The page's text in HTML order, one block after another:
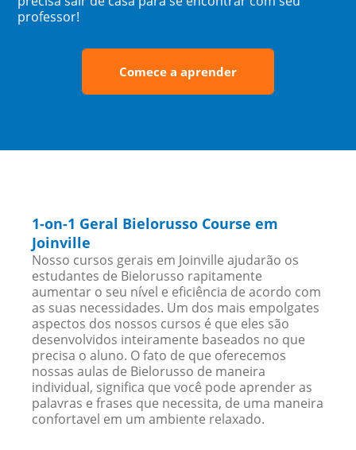
professor!
Comece a aprender
1-on-1 Geral Bielorusso Course em
Joinville
Nosso cursos gerais em Joinville ajudarão os
estudantes de Bielorusso rapitamente
aumentar o seu nível e eficiência de acordo com
as suas necessidades. Um dos mais empolgates
aspectos dos nossos cursos é que eles são
desenvolvidos inteiramente baseados no que
precisa o aluno. O fato de que oferecemos
nossas aulas de Bielorusso de maneira
individual, significa que você pode aprender as
palavras e frases que necessita, de uma maneira
confortavel em um ambiente relaxado.